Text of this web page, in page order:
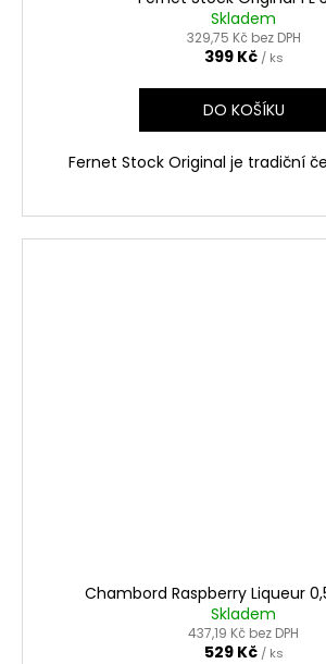
Skladem
329,75 Kč bez DPH
399 Kč / ks
DO KOŠÍKU
Fernet Stock Original je tradiční
Chambord Raspberry Liqueur
Skladem
437,19 Kč bez DPH
529 Kč / ks